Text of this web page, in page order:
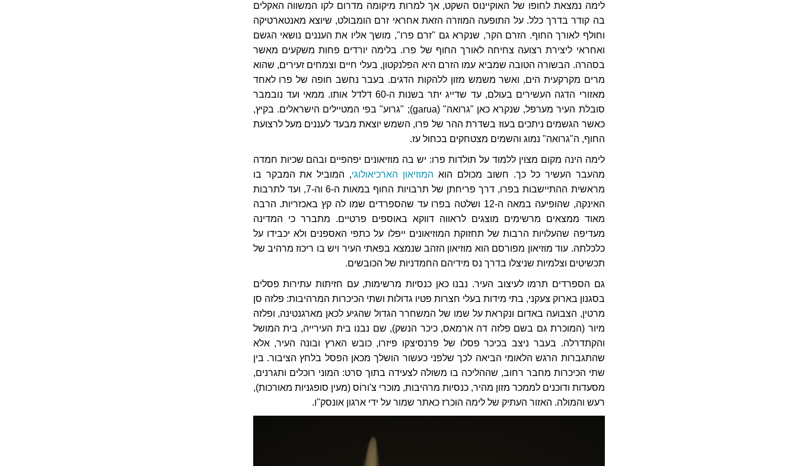
לימה נמצאת לחופו של האוקיינוס השקט, אך למרות מיקומה מדרום לקו המשווה האקלים
בה קודר בדרך כלל. על התופעה המוזרה הזאת אחראי זרם הומבולט, שיוצא מאנטארטיקה
וחולף לאורך החוף. הזרם הקר, שנקרא גם "זרם פרו", מושך אליו את העננים נושאי הגשם
ואחראי ליצירת רצועה צחיחה לאורך החוף של פרו. בלימה יורדים פחות משקעים מאשר
בסהרה. הבשורה הטובה שמביא עמו הזרם היא הפלנקטון, בעלי חיים וצמחים זעירים, שהוא
מרים מקרקעית הים, ואשר משמש מזון ללהקות הדגים. בעבר נחשב חופה של פרו לאחד
מאזורי הדגה העשירים בעולם, עד שדייג יתר בשנות ה-60 דלדל אותו. ממאי ועד נובמבר
סובלת העיר מערפל, שנקרא כאן "גרואה" (garua); "גרוע" בפי המטיילים הישראלים. בקיץ,
כאשר הגשמים ניתכים בעוז בשדרת ההר של פרו, השמש יוצאת מבעד לעננים מעל לרצועת
החוף, ה"גרואה" נמוג והשמים מצטחקים בכחול עז.
לימה הינה מקום מצוין ללמוד על תולדות פרו: יש בה מוזיאונים יפהפיים ובהם שכיות חמדה
מהעבר העשיר כל כך. חשוב מכולם הוא המוזיאון הארכיאולוגי, המוביל את המבקר בו
מראשית ההתיישבות בפרו, דרך פריחתן של תרבויות החוף במאות ה-6 וה-7, ועד לתרבות
האינקה, שהופיעה במאה ה-12 ושלטה בפרו עד שהספרדים שמו לה קץ באכזריות. הרבה
מאוד ממצאים מרשימים מוצגים לראווה דווקא באוספים פרטיים. מתברר כי המדינה
מעדיפה שהעלויות הרבות של תחזוקת המוזיאונים ייפלו על כתפי האספנים ולא יכבידו על
כלכלתה. עוד מוזיאון מפורסם הוא מוזיאון הזהב שנמצא בפאתי העיר ויש בו ריכוז מרהיב של
תכשיטים וצלמיות שניצלו בדרך נס מידיהם החמדניות של הכובשים.
גם הספרדים תרמו לעיצוב העיר. נבנו כאן כנסיות מרשימות, עם חזיתות עתירות פסלים
בסגנון בארוק צעקני, בתי מידות בעלי חצרות פטיו גדולות ושתי הכיכרות המרהיבות: פלזה סן
מרטין, הצבועה באדום ונקראת על שמו של המשחרר הגדול שהגיע לכאן מארגנטינה, ופלזה
מיור (המוכרת גם בשם פלזה דה ארמאס, כיכר הנשק), שם נבנו בית העירייה, בית המושל
והקתדרלה. בעבר ניצב בכיכר פסלו של פרנסיצקו פיזרו, כובש הארץ ובונה העיר, אלא
שהתגברות הרגש הלאומי הביאה לכך שלפני כעשור הושלך מכאן הפסל בלחץ הציבור. בין
שתי הכיכרות מחבר רחוב, שההליכה בו משולה לצעידה בתוך סרט: המוני רוכלים ותגרנים,
מסעדות ודוכנים לממכר מזון מהיר, כנסיות מרהיבות, מוכרי צ'ורוֹס (מעין סופגניות מאורכות),
רעש והמולה. האזור העתיק של לימה הוכרז כאתר שמור על ידי ארגון אונסק"ו.